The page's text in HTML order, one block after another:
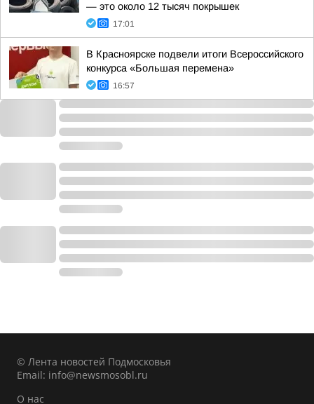
— это около 12 тысяч покрышек
17:01
В Красноярске подвели итоги Всероссийского
конкурса «Большая перемена»
16:57
© Лента новостей Подмосковья
Email: info@newsmosobl.ru
О нас